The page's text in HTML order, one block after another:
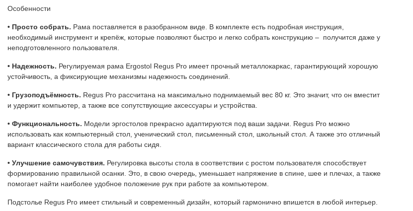
Особенности
• Просто собрать. Рама поставляется в разобранном виде. В комплекте есть подробная инструкция,
необходимый инструмент и крепёж, которые позволяют быстро и легко собрать конструкцию – получится даже у
неподготовленного пользователя.
• Надежность. Регулируемая рама Ergostol Regus Pro имеет прочный металлокаркас, гарантирующий хорошую
устойчивость, а фиксирующие механизмы надежность соединений.
• Грузоподъёмность. Regus Pro рассчитана на максимально поднимаемый вес 80 кг. Это значит, что он вместит
и удержит компьютер, а также все сопутствующие аксессуары и устройства.
• Функциональность. Модели эргостолов прекрасно адаптируются под ваши задачи. Regus Pro можно
использовать как компьютерный стол, ученический стол, письменный стол, школьный стол. А также это отличный
вариант классического стола для работы сидя.
• Улучшение самочувствия. Регулировка высоты стола в соответствии с ростом пользователя способствует
формированию правильной осанки. Это, в свою очередь, уменьшает напряжение в спине, шее и плечах, а также
помогает найти наиболее удобное положение рук при работе за компьютером.
Подстолье Regus Pro имеет стильный и современный дизайн, который гармонично впишется в любой интерьер.